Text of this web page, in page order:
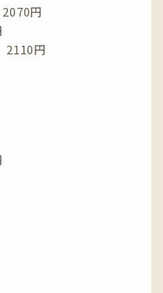
円
1800円
2110円
円
円
円
円
円
円